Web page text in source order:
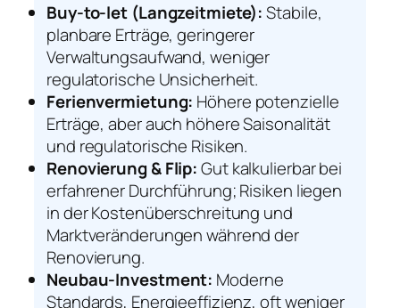
Buy-to-let (Langzeitmiete):Stabile,
planbare Erträge, geringerer
Verwaltungsaufwand, weniger
regulatorische Unsicherheit.
Ferienvermietung: Höhere potenzielle
Erträge, aber auch höhere Saisonalität
und regulatorische Risiken.
Renovierung & Flip:Gut kalkulierbar bei
erfahrener Durchführung; Risiken liegen
in der Kostenüberschreitung und
Marktveränderungen während der
Renovierung.
Neubau-Investment: Moderne
Standards, Energieeffizienz, oft weniger